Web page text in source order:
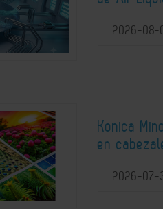
2026-08-
Konica
en
2026-07-